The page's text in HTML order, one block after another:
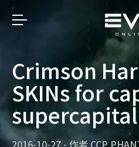
Crimson
SKINs for
2016-10-27 - 作者 CCP